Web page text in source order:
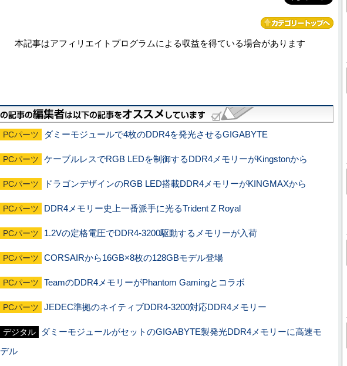
本記事はアフィリエイトプログラムによる収益を得ている場合があります
PCパーツ ダミーモジュールで4枚のDDR4を発光させるGIGABYTE
PCパーツ ケーブルレスでRGB LEDを制御するDDR4メモリーがKingstonから
PCパーツ ドラゴンデザインのRGB LED搭載DDR4メモリーがKINGMAXから
PCパーツ DDR4メモリー史上一番派手に光るTrident Z Royal
PCパーツ 1.2Vの定格電圧でDDR4-3200駆動するメモリーが入荷
PCパーツ CORSAIRから16GB×8枚の128GBモデル登場
PCパーツ TeamのDDR4メモリーがPhantom Gamingとコラボ
PCパーツ JEDEC準拠のネイティブDDR4-3200対応DDR4メモリー
デジタル
ダミーモジュールがセットのGIGABYTE製発光DDR4メモリーに高速モ
デル